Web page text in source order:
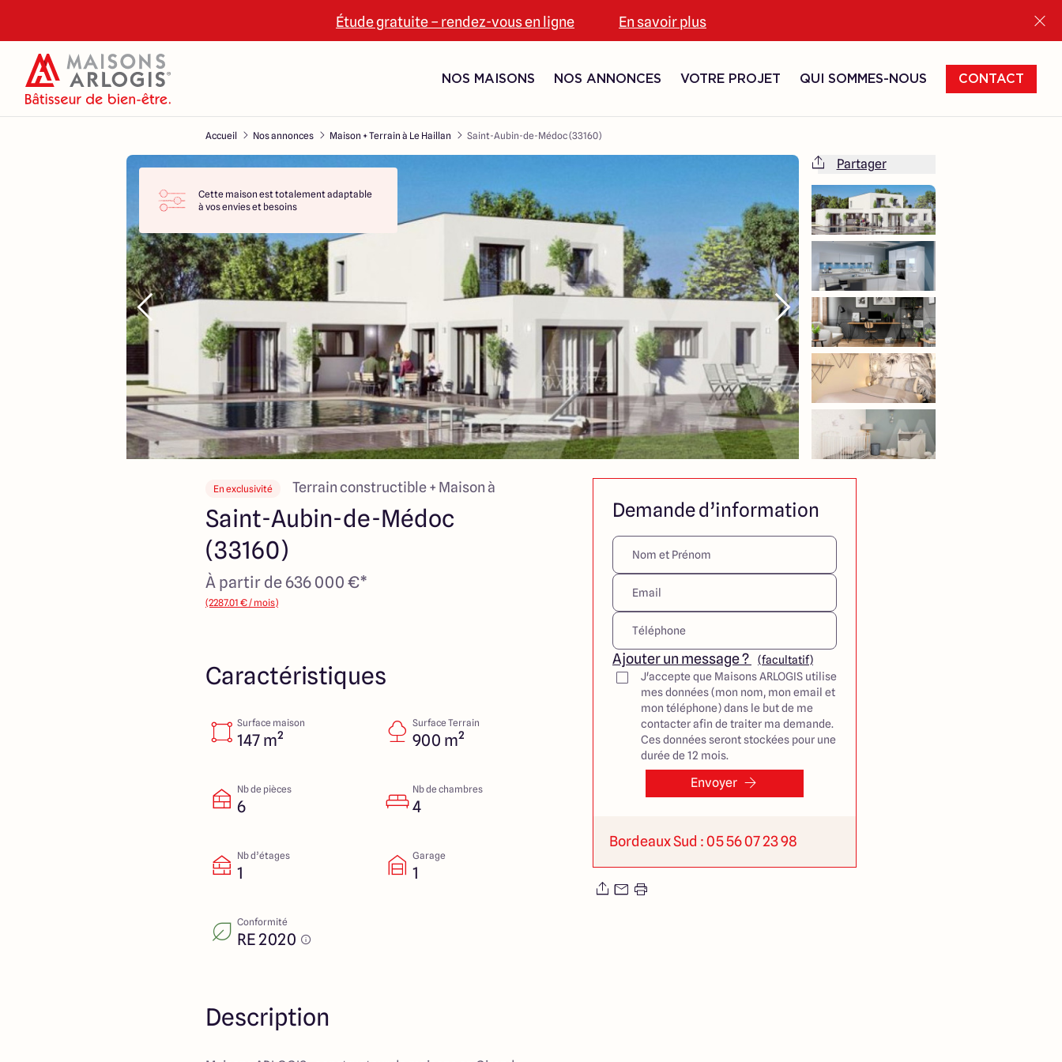
Étude gratuite – rendez-vous en ligne En savoir plus
NOS MAISONS NOS ANNONCES VOTRE PROJET QUI SOMMES-NOUS CONTACT
Accueil Nos annonces Maison + Terrain à Le Haillan Saint-Aubin-de-Médoc (33160)
Cette maison est totalement adaptable
à vos envies et besoins
Cette maison est totalement adaptable
à vos envies et besoins
Partager
En exclusivité Terrain constructible + Maison à
Saint-Aubin-de-Médoc
(33160)
À partir de 636 000 €*
(2287.01 € / mois)
Caractéristiques
Surface maison
147 m²
Surface Terrain
900 m²
Nb de pièces
6
Nb de chambres
4
Nb d’étages
1
Garage
1
Conformité
RE 2020
Description
Demande d’information
Ajouter un message ?
(facultatif)
J'accepte que Maisons ARLOGIS utilise
mes données (mon nom, mon email et
mon téléphone) dans le but de me
contacter afin de traiter ma demande.
Ces données seront stockées pour une
durée de 12 mois.
Envoyer
Bordeaux Sud : 05 56 07 23 98